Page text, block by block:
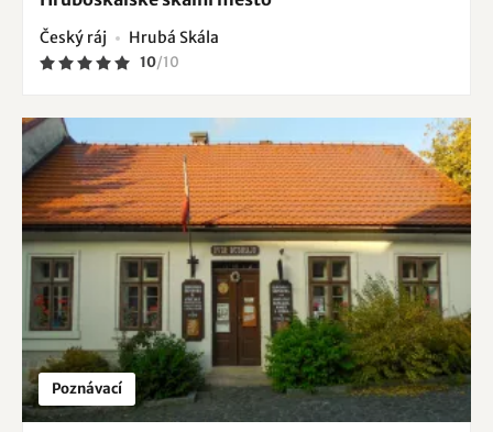
Český ráj Hrubá Skála
10/10
Poznávací